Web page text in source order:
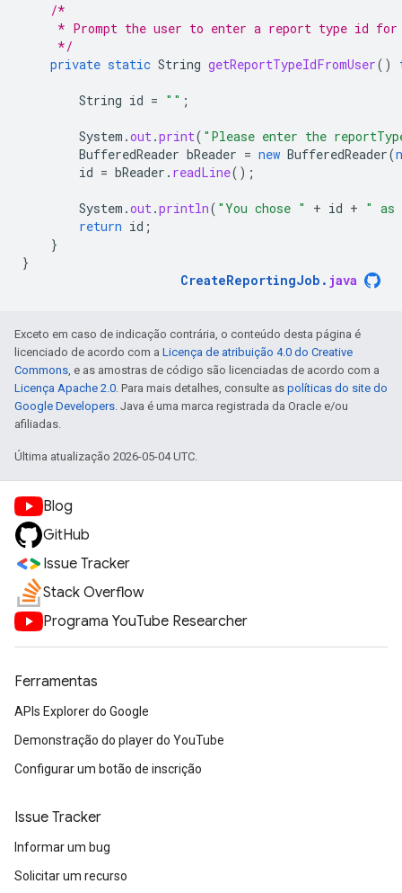
/*
* Prompt the user to enter a report type id
     */
private static String getReportTypeIdFromUser()
String id = "" ;
System .out.print( "Please enter the
BufferedReader bReader = new BufferedReader(
id = bReader . readLine();
System .out.println( "You chose " + id + " as
return id ;
}
}
CreateReportingJob . java
Exceto em caso de indicação contrária, o conteúdo desta página é
licenciado de acordo com a Licença de atribuição 4.0 do Creative
Commons, e as amostras de código são licenciadas de acordo com a
Licença Apache 2.0. Para mais detalhes, consulte as políticas do site do
Google Developers. Java é uma marca registrada da Oracle e/ou
afiliadas.
Última atualização 2026-05-04 UTC.
Blog
GitHub
Issue Tracker
Stack Overflow
Programa YouTube Researcher
Ferramentas
APIs Explorer do Google
Demonstração do player do YouTube
Configurar um botão de inscrição
Issue Tracker
Informar um bug
Solicitar um recurso